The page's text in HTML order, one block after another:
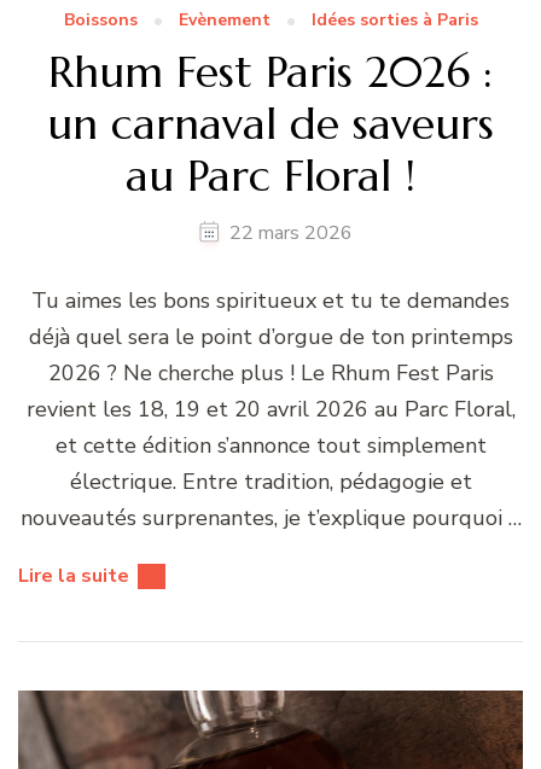
Boissons Evènement Idées sorties à Paris
Rhum Fest Paris 2026 :
un carnaval de saveurs
au Parc Floral !
22 mars 2026
Tu aimes les bons spiritueux et tu te demandes
déjà quel sera le point d’orgue de ton printemps
2026 ? Ne cherche plus ! Le Rhum Fest Paris
revient les 18, 19 et 20 avril 2026 au Parc Floral,
et cette édition s’annonce tout simplement
électrique. Entre tradition, pédagogie et
nouveautés surprenantes, je t’explique pourquoi …
Lire la suite